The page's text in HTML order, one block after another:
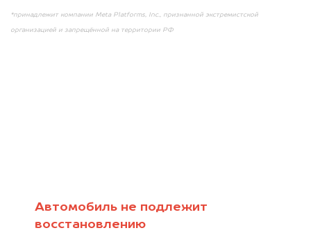
Автомобиль не подлежит
восстановлению
*принадлежит компании Meta Platforms, Inc., признанной экстремистской
организацией и запрещённой на территории РФ
БЕСПЛАТНО